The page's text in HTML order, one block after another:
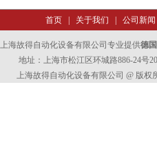
首页| 关于我们 公司新闻
上海故得自动化设备有限公司专业提供德
地址：上海市松江区环城路886-24号
上海故得自动化设备有限公司 @ 版权